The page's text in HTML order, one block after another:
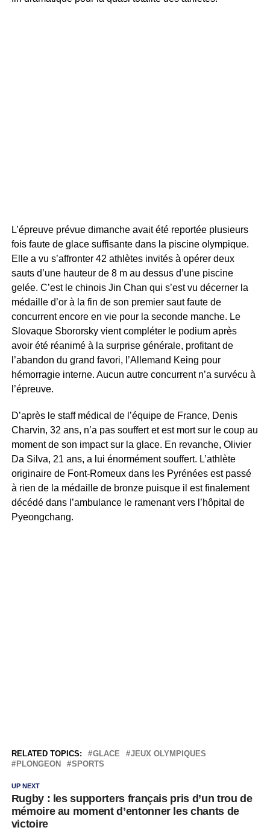
L’épreuve prévue dimanche avait été reportée plusieurs
fois faute de glace suffisante dans la piscine olympique.
Elle a vu s’affronter 42 athlètes invités à opérer deux
sauts d’une hauteur de 8 m au dessus d’une piscine
gelée. C’est le chinois Jin Chan qui s’est vu décerner la
médaille d’or à la fin de son premier saut faute de
concurrent encore en vie pour la seconde manche. Le
Slovaque Sbororsky vient compléter le podium après
avoir été réanimé à la surprise générale, profitant de
l’abandon du grand favori, l’Allemand Keing pour
hémorragie interne. Aucun autre concurrent n’a survécu à
l’épreuve.
D’après le staff médical de l’équipe de France, Denis
Charvin, 32 ans, n’a pas souffert et est mort sur le coup au
moment de son impact sur la glace. En revanche, Olivier
Da Silva, 21 ans, a lui énormément souffert. L’athlète
originaire de Font-Romeux dans les Pyrénées est passé
à rien de la médaille de bronze puisque il est finalement
décédé dans l’ambulance le ramenant vers l’hôpital de
Pyeongchang.
RELATED TOPICS: GLACE
JEUX OLYMPIQUES
PLONGEON
SPORTS
UP NEXT
Rugby : les supporters français pris d’un trou de
mémoire au moment d’entonner les chants de
victoire